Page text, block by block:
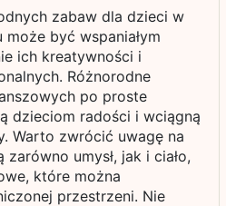
zabaw dla dzieci w
być wspaniałym
ich kreatywności i
Różnorodne
po proste
dzieciom radości i wciągną
Warto zwrócić uwagę na
umysł, jak i ciało,
które można
przestrzeni. Nie